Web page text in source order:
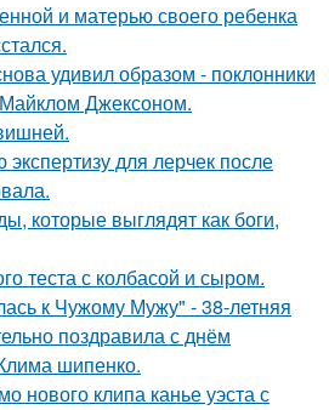
и матерью своего ребенка
удивил образом - поклонники
Джексоном.
для лерчек после
которые выглядят как боги,
теста с колбасой и сыром.
к Чужому Мужу" - 38-летняя
поздравила с днём
шипенко.
нового клипа канье уэста с